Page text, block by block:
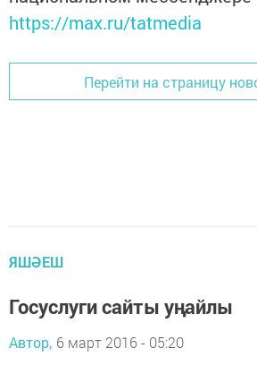
https://max.ru/tatmedia
Перейти на страницу
ЯШӘЕШ
Госуслуги сайты уңайлы
Автор, 6 март 2016 - 05:20